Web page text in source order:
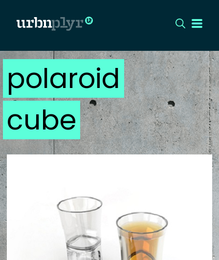
CÍMLAP
DIZÁJN
DIVAT
HIP
UTCA
ZENE
MÉDIAAJÁNLAT
polaroid
cube